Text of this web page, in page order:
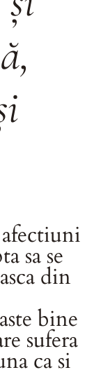
sa se
din
bine
sufera
ca si